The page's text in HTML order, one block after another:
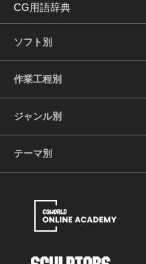
CG用語辞典
ソフト別
作業工程別
ジャンル別
テーマ別